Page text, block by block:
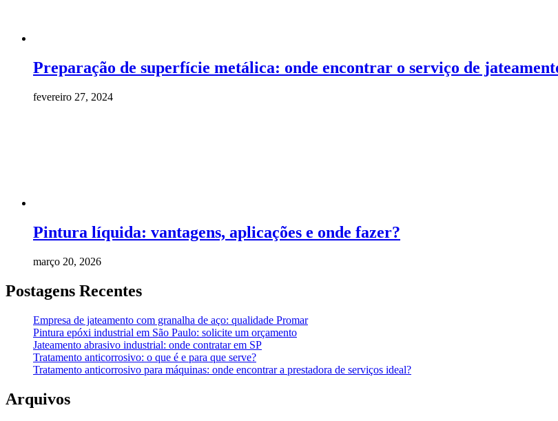
Preparação de superfície metálica: onde encontrar o serviço de
fevereiro 27, 2024
Pintura líquida: vantagens, aplicações e onde fazer?
março 20, 2026
Postagens Recentes
Empresa de jateamento com granalha de aço: qualidade Promar
Pintura epóxi industrial em São Paulo: solicite um orçamento
Jateamento abrasivo industrial: onde contratar em SP
Tratamento anticorrosivo: o que é e para que serve?
Tratamento anticorrosivo para máquinas: onde encontrar a prestadora de serviços ideal?
Arquivos